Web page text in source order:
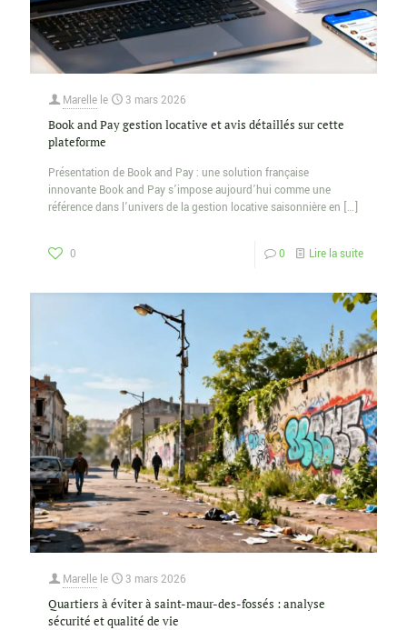
Marelle le 3 mars 2026
Book and Pay gestion locative et avis détaillés sur cette
plateforme
Présentation de Book and Pay : une solution française
innovante Book and Pay s’impose aujourd’hui comme une
référence dans l’univers de la gestion locative saisonnière en […]
0 0 Lire la suite
Marelle le 3 mars 2026
Quartiers à éviter à saint-maur-des-fossés : analyse
sécurité et qualité de vie